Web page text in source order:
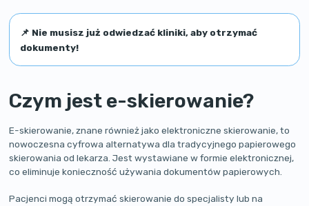
📌 Nie musisz już odwiedzać kliniki, aby otrzymać
dokumenty!
Czym jest e-skierowanie?
E-skierowanie, znane również jako elektroniczne skierowanie, to
nowoczesna cyfrowa alternatywa dla tradycyjnego papierowego
skierowania od lekarza. Jest wystawiane w formie elektronicznej,
co eliminuje konieczność używania dokumentów papierowych.
Pacjenci mogą otrzymać skierowanie do specjalisty lub na